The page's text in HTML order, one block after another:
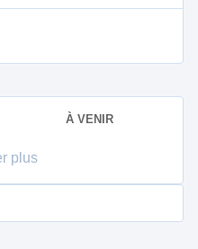
À VENIR
plus